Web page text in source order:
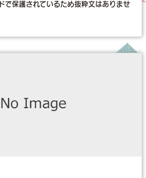
で保護されているため抜粋文はありませ